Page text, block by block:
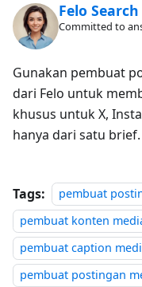
Felo
Committed to
Gunakan pembuat
dari Felo untuk
khusus untuk X,
hanya dari satu brief.
Tags:
pembuat
pembuat konten
pembuat caption
pembuat postingan